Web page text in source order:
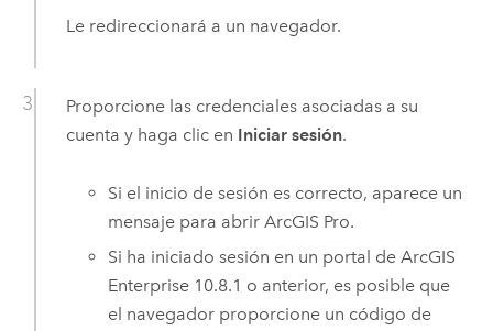
Le redireccionará a un navegador.
Proporcione las credenciales asociadas a su
cuenta y haga clic en Iniciar sesión.
Si el inicio de sesión es correcto, aparece un
mensaje para abrirArcGIS Pro.
Si ha iniciado sesión en un portal deArcGIS
Enterprise 10.8.1 o anterior, es posible que
el navegador proporcione un código de